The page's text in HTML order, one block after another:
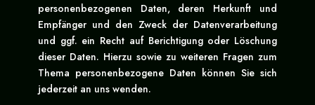
personenbezogenen Daten, deren Herkunft und
Empfänger und den Zweck der Datenverarbeitung
und ggf. ein Recht auf Berichtigung oder Löschung
dieser Daten. Hierzu sowie zu weiteren Fragen zum
Thema personenbezogene Daten können Sie sich
jederzeit an uns wenden.